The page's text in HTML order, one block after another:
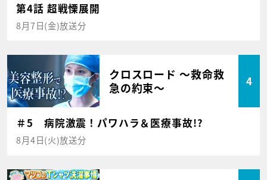
第4話 超戦慄展開
8月7日(金)放送分
クロスロード ～救命救
急の約束～
4
＃5 病院激震！パワハラ＆医療事故!?
8月4日(火)放送分